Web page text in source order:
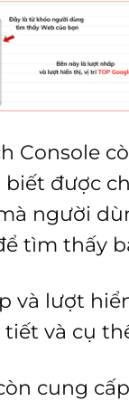
Console
biết được
người
tìm thấy
và lượt
và cụ
cung